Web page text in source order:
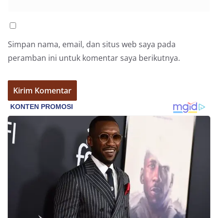
(Kamtibmas) di lingkungan tempat tinggal warga.
Melalui interaksi langsung tersebut,
Bhabinkamtibmas dapat menghimpun informasi
maupun hal-hal yang dapat mengganggu
kondusivitas wilayah, khususnya menjelang
perayaan HUT Kemerdekaan RI yang biasanya
diwarnai dengan berbagai kegiatan dan
keramaian warga.‎‎Dengan adanya deteksi dini ini,
diharapkan potensi gangguan keamanan dapat
diantisipasi sejak awal sehingga situasi di
Kelurahan Sunggal tetap terjaga aman, tertib,
dan kondusif hingga puncak perayaan HUT
Kemerdekaan RI berlangsung.‎‎Wujud Kedekatan
Polri dengan Masyarakat‎Kegiatan sambang Door
to Door System ini merupakan salah satu bentuk
implementasi program Polri Presisi yang
mengedepankan kehadiran dan kedekatan
personel Kepolisian dengan masyarakat. Melalui
Simpan nama, email, dan situs web saya pada
peramban ini untuk komentar saya berikutnya.